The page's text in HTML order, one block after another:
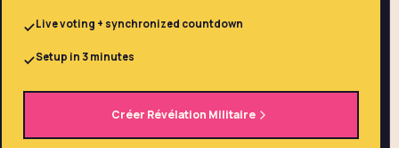
Live voting + synchronized countdown
Setup in 3 minutes
Créer Révélation Militaire